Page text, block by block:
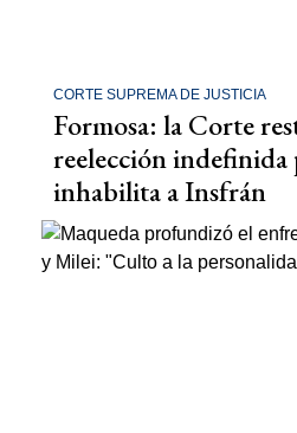
CORTE SUPREMA DE JUSTICIA
Formosa: la Corte
reelección indefinida
inhabilita a Insfrán